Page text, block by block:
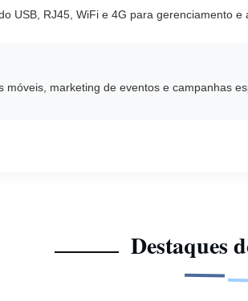
USB, RJ45, WiFi e 4G para gerenciamento e
marketing de eventos e campanhas
Destaques